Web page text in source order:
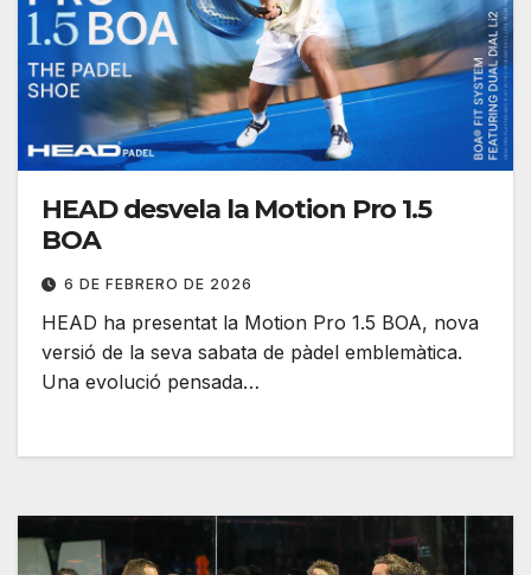
HEAD desvela la Motion Pro 1.5
BOA
6 DE FEBRERO DE 2026
HEAD ha presentat la Motion Pro 1.5 BOA, nova
versió de la seva sabata de pàdel emblemàtica.
Una evolució pensada…